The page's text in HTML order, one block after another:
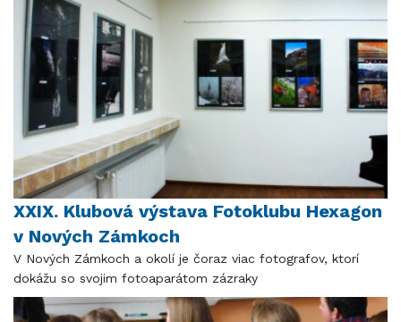
XXIX. Klubová výstava Fotoklubu Hexagon
v Nových Zámkoch
V Nových Zámkoch a okolí je čoraz viac fotografov, ktorí
dokážu so svojim fotoaparátom zázraky